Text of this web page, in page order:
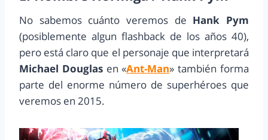
No sabemos cuánto veremos de Hank Pym
(posiblemente algun flashback de los años 40),
pero está claro que el personaje que interpretará
Michael Douglasen «Ant-Man» también forma
parte del enorme número de superhéroes que
veremos en 2015.